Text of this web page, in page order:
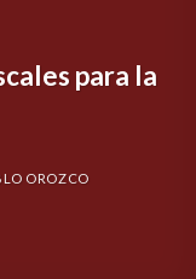
para la
OROZCO